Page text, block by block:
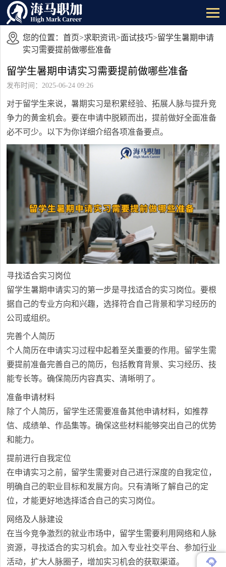
您的位置： 首页>求职资讯>面试技巧>留学生暑期申请
实习需要提前做哪些准备
留学生暑期申请实习需要提前做哪些准备
发布时间：2025-06-24 09:26
对于留学生来说，暑期实习是积累经验、拓展人脉与提升竞
争力的黄金机会。要在申请中脱颖而出，提前做好全面准备
必不可少。以下为你详细介绍各项准备要点。
寻找适合实习岗位
留学生暑期申请实习的第一步是寻找适合的实习岗位。要根
据自己的专业方向和兴趣，选择符合自己背景和学习经历的
公司或组织。
完善个人简历
个人简历在申请实习过程中起着至关重要的作用。留学生需
要提前准备完善自己的简历，包括教育背景、实习经历、技
能专长等。确保简历内容真实、清晰明了。
准备申请材料
除了个人简历，留学生还需要准备其他申请材料，如推荐
信、成绩单、作品集等。确保这些材料能够突出自己的优势
和能力。
提前进行自我定位
在申请实习之前，留学生需要对自己进行深度的自我定位，
明确自己的职业目标和发展方向。只有清晰了解自己的定
位，才能更好地选择适合自己的实习岗位。
网络及人脉建设
在当今竞争激烈的就业市场中，留学生需要利用网络和人脉
资源，寻找适合的实习机会。加入专业社交平台、参加行业
活动，扩大人脉圈子，增加实习机会的获取渠道。